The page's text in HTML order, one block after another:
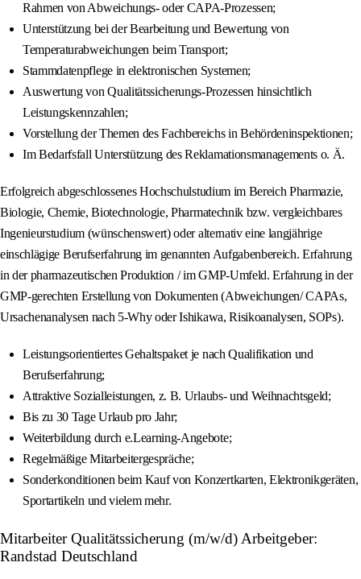
Rahmen von Abweichungs- oder CAPA-Prozessen;
Unterstützung bei der Bearbeitung und Bewertung von
Temperaturabweichungen beim Transport;
Stammdatenpflege in elektronischen Systemen;
Auswertung von Qualitätssicherungs-Prozessen hinsichtlich
Leistungskennzahlen;
Vorstellung der Themen des Fachbereichs in Behördeninspektionen;
Im Bedarfsfall Unterstützung des Reklamationsmanagements o. Ä.
Erfolgreich abgeschlossenes Hochschulstudium im Bereich Pharmazie,
Biologie, Chemie, Biotechnologie, Pharmatechnik bzw. vergleichbares
Ingenieurstudium (wünschenswert) oder alternativ eine langjährige
einschlägige Berufserfahrung im genannten Aufgabenbereich. Erfahrung
in der pharmazeutischen Produktion / im GMP-Umfeld. Erfahrung in der
GMP-gerechten Erstellung von Dokumenten (Abweichungen/ CAPAs,
Ursachenanalysen nach 5-Why oder Ishikawa, Risikoanalysen, SOPs).
Leistungsorientiertes Gehaltspaket je nach Qualifikation und
Berufserfahrung;
Attraktive Sozialleistungen, z. B. Urlaubs- und Weihnachtsgeld;
Bis zu 30 Tage Urlaub pro Jahr;
Weiterbildung durch e.Learning-Angebote;
Regelmäßige Mitarbeitergespräche;
Sonderkonditionen beim Kauf von Konzertkarten, Elektronikgeräten,
Sportartikeln und vielem mehr.
Mitarbeiter Qualitätssicherung (m/w/d) Arbeitgeber:
Randstad Deutschland